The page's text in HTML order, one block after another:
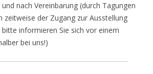
und nach Vereinbarung (durch Tagungen
zeitweise der Zugang zur Ausstellung
informieren Sie sich vor einem
bei uns!)